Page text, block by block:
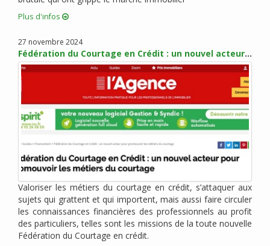
novembre 2020 (2)
septembre 2020 (5)
août 2020 (2)
juillet 2020 (3)
juin 2020 (6)
mai 2020 (2)
avril 2020 (6)
mars 2020 (3)
février 2020 (1)
janvier 2020 (1)
décembre 2019 (4)
novembre 2019 (2)
octobre 2019 (1)
septembre 2019 (1)
Plus d'infos
27 novembre 2024
Fédération du Courtage en Crédit : un nouvel acteur pour promouvoir les métiers du courtage
Valoriser les métiers du courtage en crédit, s’attaquer aux
sujets qui grattent et qui importent, mais aussi faire circuler
les connaissances financières des professionnels au profit
des particuliers, telles sont les missions de la toute nouvelle
Fédération du Courtage en crédit.